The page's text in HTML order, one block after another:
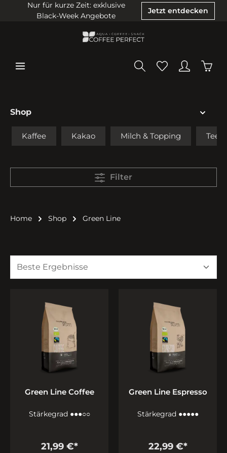
Nur für kurze Zeit: exklusive
Black-Week Angebote
Jetzt entdecken
Shop
Kaffee Kakao Milch & Topping Tee
Filter
Home Shop Green Line
Green Line Coffee
Stärkegrad ●●●○○
21,99 €*
Green Line Espresso
Stärkegrad ●●●●●
22,99 €*